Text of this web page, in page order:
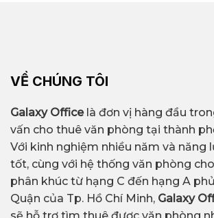
VỀ CHÚNG TÔI
Galaxy Officelà đơn vị hàng đầu
vấn cho thuê văn phòng tại thành
Với kinh nghiệm nhiều năm và năng
tốt, cùng với hệ thống văn phòng
phân khúc từ hạng C đến hạng A
Quận của Tp. Hồ Chí Minh, Galaxy